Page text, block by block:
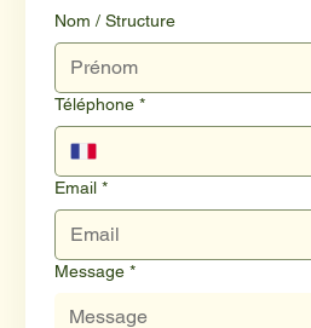
Nom / Structure
Téléphone *
Email *
Message *